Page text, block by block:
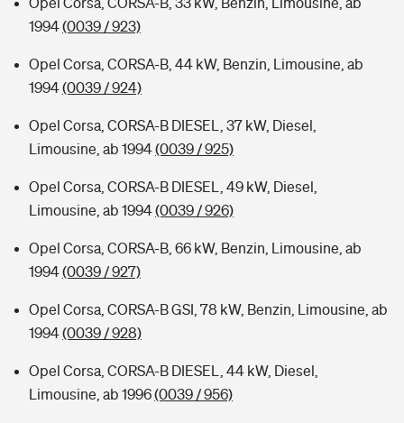
1994(0039 / 923)
Opel Corsa, CORSA-B, 44 kW, Benzin, Limousine, ab
1994(0039 / 924)
Opel Corsa, CORSA-B DIESEL, 37 kW, Diesel,
Limousine, ab 1994(0039 / 925)
Opel Corsa, CORSA-B DIESEL, 49 kW, Diesel,
Limousine, ab 1994(0039 / 926)
Opel Corsa, CORSA-B, 66 kW, Benzin, Limousine, ab
1994(0039 / 927)
Opel Corsa, CORSA-B GSI, 78 kW, Benzin, Limousine, ab
1994(0039 / 928)
Opel Corsa, CORSA-B DIESEL, 44 kW, Diesel,
Limousine, ab 1996(0039 / 956)